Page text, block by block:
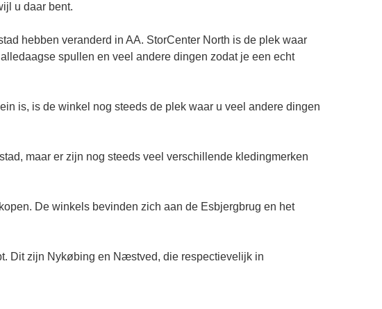
u daar bent.
hebben veranderd in AA. StorCenter North is de plek waar
spullen en veel andere dingen zodat je een echt
is, is de winkel nog steeds de plek waar u veel andere dingen
maar er zijn nog steeds veel verschillende kledingmerken
De winkels bevinden zich aan de Esbjergbrug en het
Dit zijn Nykøbing en Næstved, die respectievelijk in